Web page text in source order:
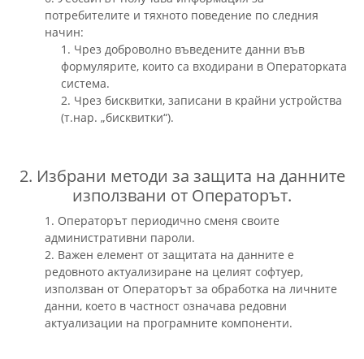
потребителите и тяхното поведение по следния
начин:
1. Чрез доброволно въведените данни във
формулярите, които са входирани в Операторката
система.
2. Чрез бисквитки, записани в крайни устройства
(т.нар. „бисквитки“).
2. Избрани методи за защита на данните
използвани от Операторът.
1. Операторът периодично сменя своите
административни пароли.
2. Важен елемент от защитата на данните е
редовното актуализиране на целият софтуер,
използван от Операторът за обработка на личните
данни, което в частност означава редовни
актуализации на програмните компоненти.